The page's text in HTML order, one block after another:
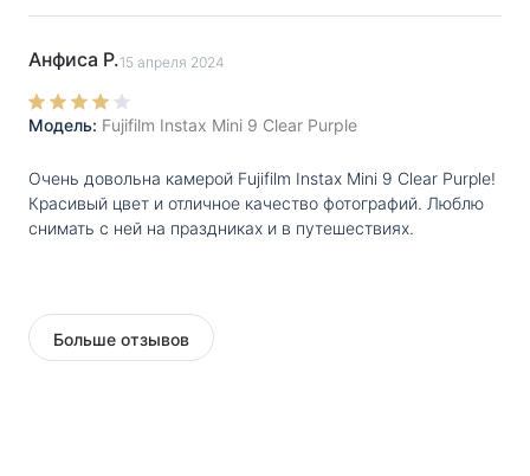
Анфиса Р.15 апреля 2024
Модель: Fujifilm Instax Mini 9 Clear Purple
Очень довольна камерой Fujifilm Instax Mini 9 Clear Purple!
Красивый цвет и отличное качество фотографий. Люблю
снимать с ней на праздниках и в путешествиях.
Больше отзывов